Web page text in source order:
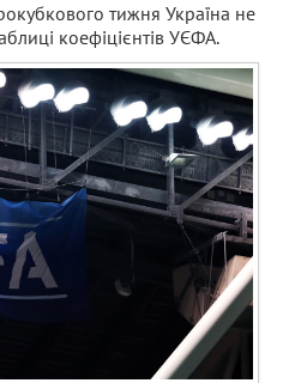
тижня Україна не
коефіцієнтів УЄФА.